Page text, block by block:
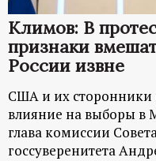
а
л
Климов: В
признаки
России извне
США и их сторонники
влияние на выборы в
глава комиссии
госсуверенитета